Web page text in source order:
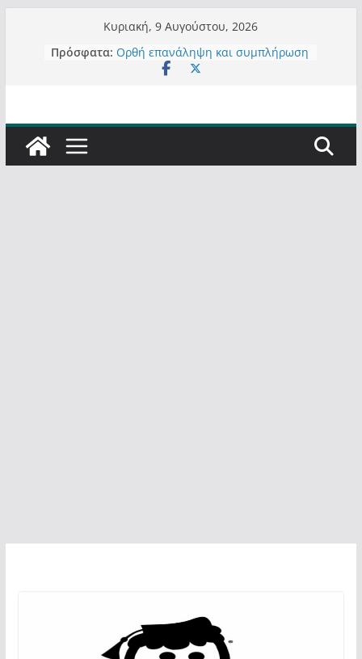
περιεχόμενο
Κυριακή, 9 Αυγούστου, 2026
Πρόσφατα: Ορθή επανάληψη και συμπλήρωση
ανάκλησης του από 14/01/2021
Καστοριανός;